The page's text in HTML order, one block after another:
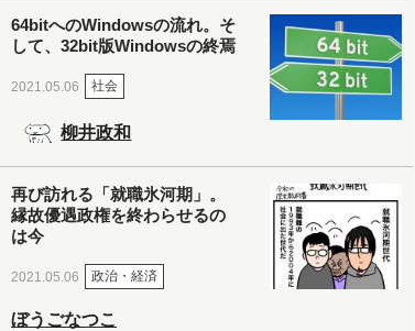
64bitへのWindowsの流れ。そ
して、32bit版Windowsの終焉
2021.05.06 社会
柳井政和
再び訪れる「就職氷河期」。
縁故優遇政権を終わらせるの
は今
2021.05.06 政治・経済
ぼうごなつこ